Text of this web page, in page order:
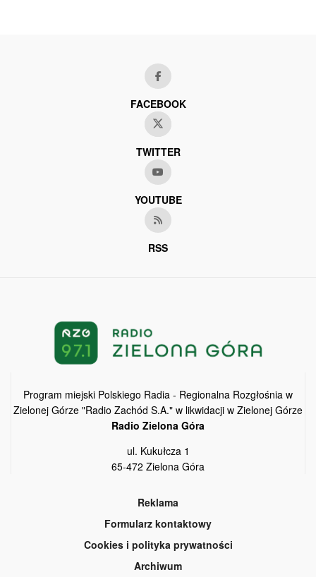
FACEBOOK
TWITTER
YOUTUBE
RSS
Program miejski Polskiego Radia - Regionalna Rozgłośnia w
Zielonej Górze "Radio Zachód S.A." w likwidacji w Zielonej Górze
Radio Zielona Góra
ul. Kukułcza 1
65-472 Zielona Góra
Reklama
Formularz kontaktowy
Cookies i polityka prywatności
Archiwum